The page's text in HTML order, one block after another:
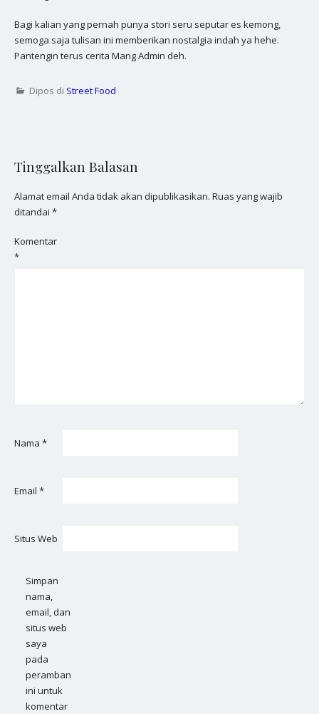
Bagi kalian yang pernah punya stori seru seputar es kemong,
semoga saja tulisan ini memberikan nostalgia indah ya hehe.
Pantengin terus cerita Mang Admin deh.
Dipos di Street Food
Tinggalkan Balasan
Alamat email Anda tidak akan dipublikasikan. Ruas yang wajib
ditandai *
Komentar
*
Nama *
Email *
Situs Web
Simpan
nama,
email, dan
situs web
saya
pada
peramban
ini untuk
komentar